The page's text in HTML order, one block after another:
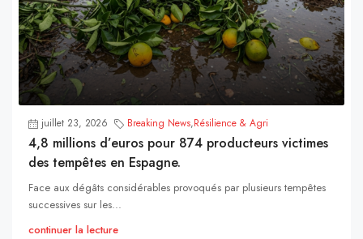
juillet 23, 2026 Breaking News,Résilience & Agri
4,8 millions d’euros pour 874 producteurs victimes
des tempêtes en Espagne.
Face aux dégâts considérables provoqués par plusieurs tempêtes
successives sur les...
continuer la lecture